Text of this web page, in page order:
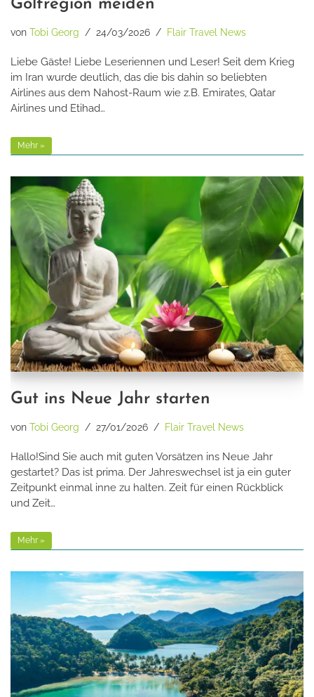
Golfregion meiden
von Tobi Georg 24/03/2026 Flair Travel News
Liebe Gäste! Liebe Leseriennen und Leser! Seit dem Krieg
im Iran wurde deutlich, das die bis dahin so beliebten
Airlines aus dem Nahost-Raum wie z.B. Emirates, Qatar
Airlines und Etihad…
Mehr »
Gut ins Neue Jahr starten
von Tobi Georg 27/01/2026 Flair Travel News
Hallo!Sind Sie auch mit guten Vorsätzen ins Neue Jahr
gestartet? Das ist prima. Der Jahreswechsel ist ja ein guter
Zeitpunkt einmal inne zu halten. Zeit für einen Rückblick
und Zeit…
Mehr »